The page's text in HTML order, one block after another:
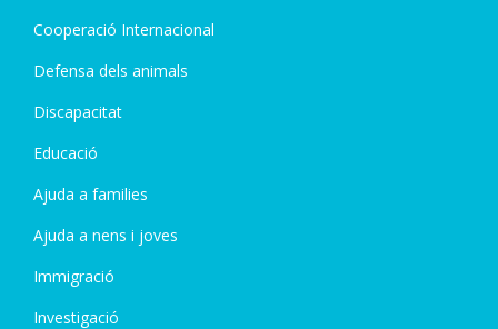
Cooperació Internacional
Defensa dels animals
Discapacitat
Educació
Ajuda a families
Ajuda a nens i joves
Immigració
Investigació